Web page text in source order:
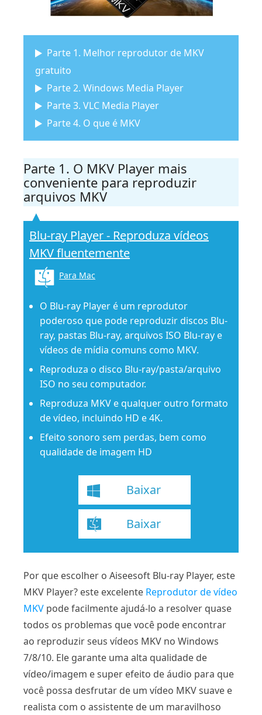
Parte 1. Melhor reprodutor de MKV
gratuito
Parte 2. Windows Media Player
Parte 3. VLC Media Player
Parte 4. O que é MKV
Parte 1. O MKV Player mais
conveniente para reproduzir
arquivos MKV
Blu-ray Player - Reproduza vídeos
MKV fluentemente
Para Mac
O Blu-ray Player é um reprodutor
poderoso que pode reproduzir discos Blu-
ray, pastas Blu-ray, arquivos ISO Blu-ray e
vídeos de mídia comuns como MKV.
Reproduza o disco Blu-ray/pasta/arquivo
ISO no seu computador.
Reproduza MKV e qualquer outro formato
de vídeo, incluindo HD e 4K.
Efeito sonoro sem perdas, bem como
qualidade de imagem HD
Baixar
Baixar
Por que escolher o Aiseesoft Blu-ray Player, este
MKV Player? este excelente Reprodutor de vídeo
MKV pode facilmente ajudá-lo a resolver quase
todos os problemas que você pode encontrar
ao reproduzir seus vídeos MKV no Windows
7/8/10. Ele garante uma alta qualidade de
vídeo/imagem e super efeito de áudio para que
você possa desfrutar de um vídeo MKV suave e
realista com o assistente de um maravilhoso